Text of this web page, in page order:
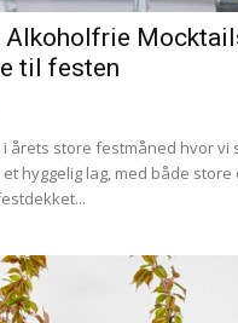
Alkoholfrie
til festen
i årets store festmåned hvor vi
hyggelig lag, med både store